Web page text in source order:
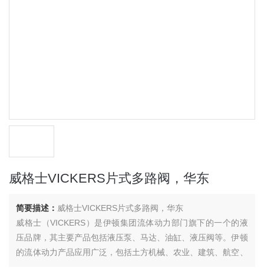
威格士VICKERS片式多路阀，华东
简要描述： 威格士VICKERS片式多路阀，华东
威格士（VICKERS）是伊顿集团流体动力部门旗下的一个的液
压品牌，其主要产品包括液压泵、马达、油缸、液压阀等。伊顿
的流体动力产品应用广泛，包括土方机械、农业、建筑、航空、